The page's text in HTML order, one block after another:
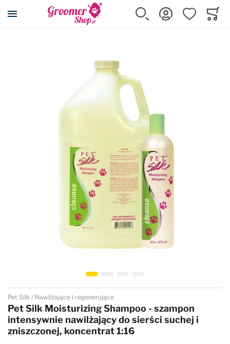
Przejdź na stronę główną
Szukaj Zaloguj sięUlubione
Przejdź na początek galerii
Pet Silk Nawilżające i regenerujące
Pet Silk Moisturizing Shampoo - szampon
intensywnie nawilżający do sierści suchej i
zniszczonej, koncentrat 1:16